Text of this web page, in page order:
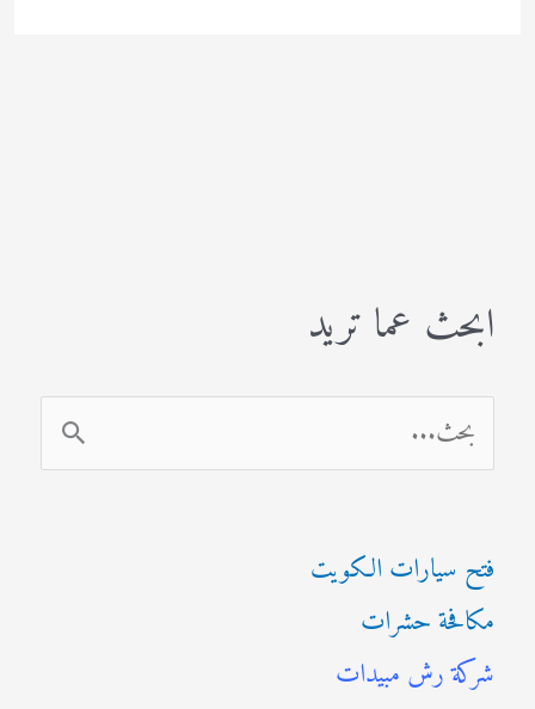
ابحث عما تريد
ل
ح
ث
ع
فتح سيارات الكويت
مكافحة حشرات
شركة رش مبيدات